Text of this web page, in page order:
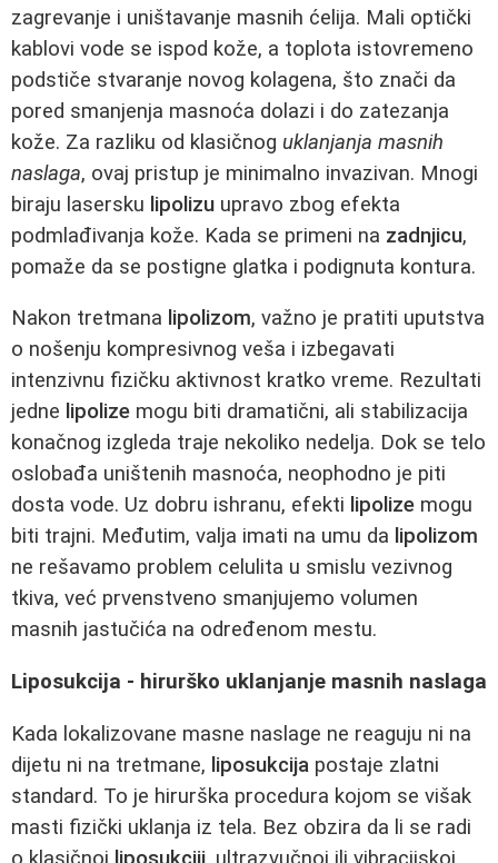
zagrevanje i uništavanje masnih ćelija. Mali optički
kablovi vode se ispod kože, a toplota istovremeno
podstiče stvaranje novog kolagena, što znači da
pored smanjenja masnoća dolazi i do zatezanja
kože. Za razliku od klasičnog uklanjanja masnih
naslaga, ovaj pristup je minimalno invazivan. Mnogi
biraju lasersku lipolizu upravo zbog efekta
podmlađivanja kože. Kada se primeni na zadnjicu,
pomaže da se postigne glatka i podignuta kontura.
Nakon tretmana lipolizom, važno je pratiti uputstva
o nošenju kompresivnog veša i izbegavati
intenzivnu fizičku aktivnost kratko vreme. Rezultati
jedne lipolize mogu biti dramatični, ali stabilizacija
konačnog izgleda traje nekoliko nedelja. Dok se telo
oslobađa uništenih masnoća, neophodno je piti
dosta vode. Uz dobru ishranu, efekti lipolize mogu
biti trajni. Međutim, valja imati na umu da lipolizom
ne rešavamo problem celulita u smislu vezivnog
tkiva, već prvenstveno smanjujemo volumen
masnih jastučića na određenom mestu.
Liposukcija - hirurško uklanjanje masnih naslaga
Kada lokalizovane masne naslage ne reaguju ni na
dijetu ni na tretmane, liposukcija postaje zlatni
standard. To je hirurška procedura kojom se višak
masti fizički uklanja iz tela. Bez obzira da li se radi
o klasičnoj liposukciji, ultrazvučnoj ili vibracijskoj,